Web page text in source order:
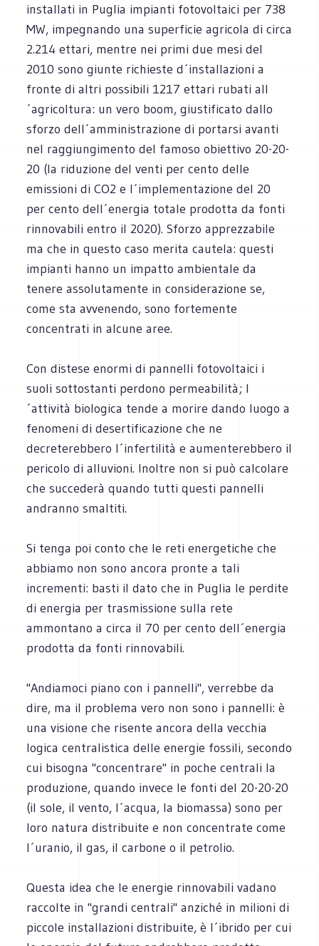
installati in Puglia impianti fotovoltaici per 738
MW, impegnando una superficie agricola di circa
2.214 ettari, mentre nei primi due mesi del
2010 sono giunte richieste d´installazioni a
fronte di altri possibili 1217 ettari rubati all
´agricoltura: un vero boom, giustificato dallo
sforzo dell´amministrazione di portarsi avanti
nel raggiungimento del famoso obiettivo 20-20-
20 (la riduzione del venti per cento delle
emissioni di CO2 e l´implementazione del 20
per cento dell´energia totale prodotta da fonti
rinnovabili entro il 2020). Sforzo apprezzabile
ma che in questo caso merita cautela: questi
impianti hanno un impatto ambientale da
tenere assolutamente in considerazione se,
come sta avvenendo, sono fortemente
concentrati in alcune aree.
Con distese enormi di pannelli fotovoltaici i
suoli sottostanti perdono permeabilità; l
´attività biologica tende a morire dando luogo a
fenomeni di desertificazione che ne
decreterebbero l´infertilità e aumenterebbero il
pericolo di alluvioni. Inoltre non si può calcolare
che succederà quando tutti questi pannelli
andranno smaltiti.
Si tenga poi conto che le reti energetiche che
abbiamo non sono ancora pronte a tali
incrementi: basti il dato che in Puglia le perdite
di energia per trasmissione sulla rete
ammontano a circa il 70 per cento dell´energia
prodotta da fonti rinnovabili.
"Andiamoci piano con i pannelli", verrebbe da
dire, ma il problema vero non sono i pannelli: è
una visione che risente ancora della vecchia
logica centralistica delle energie fossili, secondo
cui bisogna "concentrare" in poche centrali la
produzione, quando invece le fonti del 20-20-20
(il sole, il vento, l´acqua, la biomassa) sono per
loro natura distribuite e non concentrate come
l´uranio, il gas, il carbone o il petrolio.
Questa idea che le energie rinnovabili vadano
raccolte in "grandi centrali" anziché in milioni di
piccole installazioni distribuite, è l´ibrido per cui